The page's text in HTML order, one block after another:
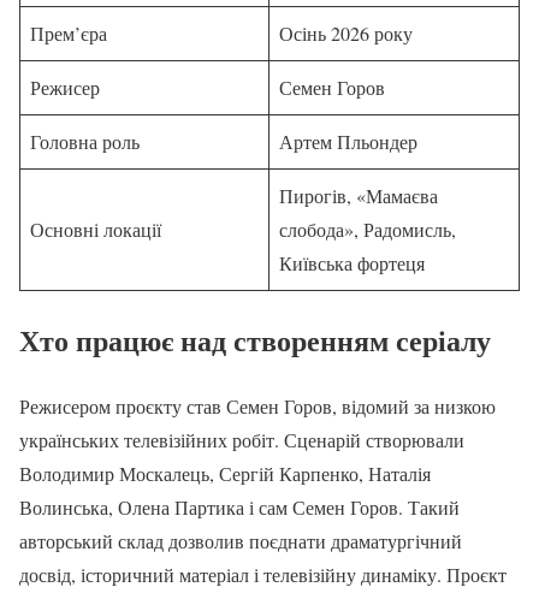
Прем’єра Осінь 2026 року
Режисер Семен Горов
Головна роль Артем Пльондер
Основні локації
Пирогів, «Мамаєва
слобода», Радомисль,
Київська фортеця
Хто працює над створенням серіалу
Режисером проєкту став Семен Горов, відомий за низкою
українських телевізійних робіт. Сценарій створювали
Володимир Москалець, Сергій Карпенко, Наталія
Волинська, Олена Партика і сам Семен Горов. Такий
авторський склад дозволив поєднати драматургічний
досвід, історичний матеріал і телевізійну динаміку. Проєкт